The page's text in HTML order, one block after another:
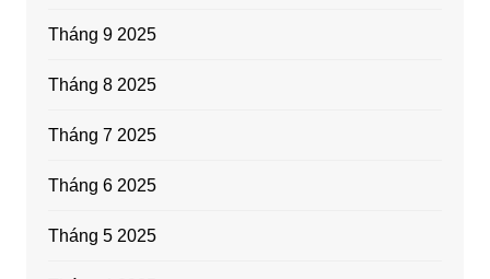
Tháng 9 2025
Tháng 8 2025
Tháng 7 2025
Tháng 6 2025
Tháng 5 2025